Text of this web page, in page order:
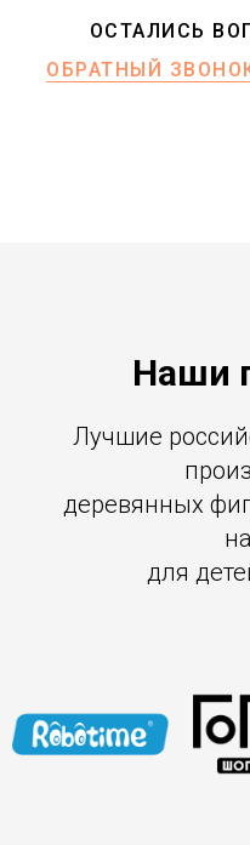
ОСТАЛИСЬ
ОБРАТНЫЙ
Наши
Лучшие
деревянных
для